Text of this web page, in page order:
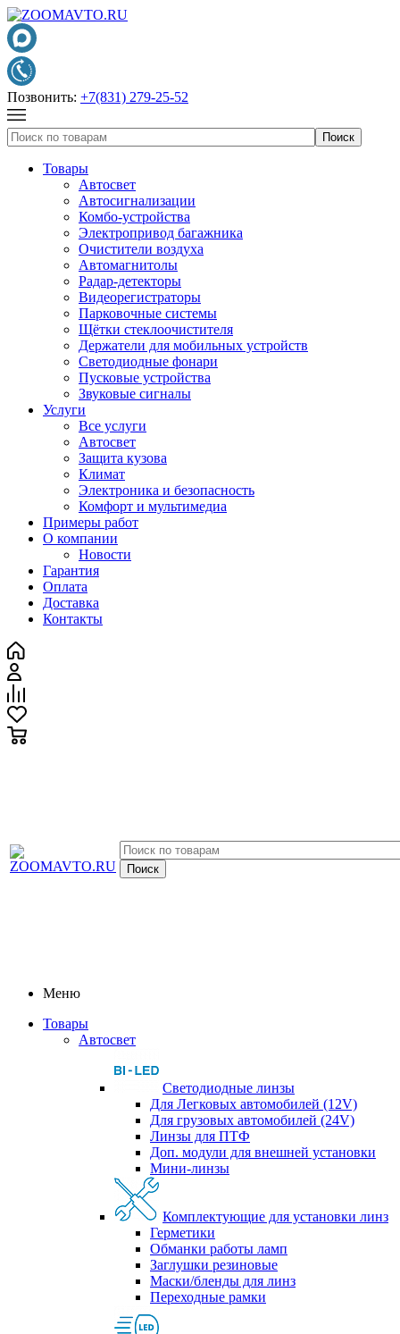
Позвонить: +7(831) 279-25-52
Товары
Автосвет
Автосигнализации
Комбо-устройства
Электропривод багажника
Очистители воздуха
Автомагнитолы
Радар-детекторы
Видеорегистраторы
Парковочные системы
Щётки стеклоочистителя
Держатели для мобильных устройств
Светодиодные фонари
Пусковые устройства
Звуковые сигналы
Услуги
Все услуги
Автосвет
Защита кузова
Климат
Электроника и безопасность
Комфорт и мультимедиа
Примеры работ
О компании
Новости
Гарантия
Оплата
Доставка
Контакты
Меню
Товары
Автосвет
Светодиодные линзы
Для Легковых автомобилей (12V)
Для грузовых автомобилей (24V)
Линзы для ПТФ
Доп. модули для внешней установки
Мини-линзы
Комплектующие для установки линз
Герметики
Обманки работы ламп
Заглушки резиновые
Маски/бленды для линз
Переходные рамки